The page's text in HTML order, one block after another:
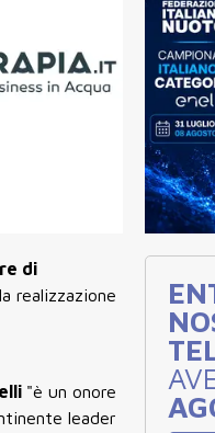
di
realizzazione
"è un onore
leader